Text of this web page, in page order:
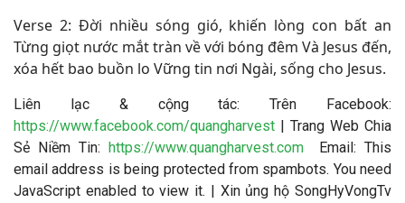
Verse 2: Đời nhiều sóng gió, khiến lòng con bất an
Từng giọt nước mắt tràn về với bóng đêm Và Jesus đến,
xóa hết bao buồn lo Vững tin nơi Ngài, sống cho Jesus.
Liên lạc & cộng tác: Trên Facebook:
https://www.facebook.com/quangharvest | Trang Web Chia
Sẻ Niềm Tin: https://www.quangharvest.comEmail: This
email address is being protected from spambots. You need
JavaScript enabled to view it. | Xin ủng hộ SongHyVongTv